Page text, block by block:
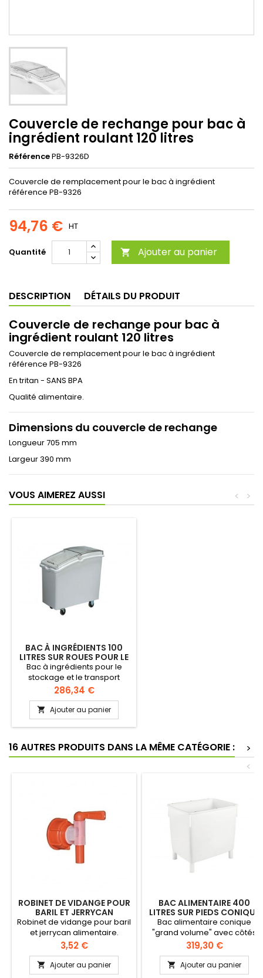
Couvercle de rechange pour bac à
ingrédient roulant 120 litres
RéférencePB-9326D
Couvercle de remplacement pour le bac à ingrédient
référence PB-9326
94,76 € HT
Quantité  Ajouter au panier
DESCRIPTION DÉTAILS DU PRODUIT
Couvercle de rechange pour bac à
ingrédient roulant 120 litres
Couvercle de remplacement pour le bac à ingrédient
référence PB-9326
En tritan - SANS BPA
Qualité alimentaire.
Dimensions du couvercle de rechange
Longueur 705 mm
Largeur 390 mm
VOUS AIMEREZ AUSSI >
<
BAC À INGRÉDIENTS 100
LITRES SUR ROUES POUR LE
STOCKAGE
Bac à ingrédients pour le
stockage et le transport
d'ingrédients comme la
farine, le sucre, etc. Qualité
alimentaire - certifié NSF.
Avec couvercle glissant
"deux pièces" pour un
roues fixes et 2 roues
Prix
286,34 €
 Ajouter au panier
16 AUTRES PRODUITS DANS LA MÊME CATÉGORIE :
>
<
ROBINET DE VIDANGE POUR
BARIL ET JERRYCAN
ALIMENTAIRE
Robinet de vidange pour baril
et jerrycan alimentaire.
Robinet de remplacement
pour tonneaux FHST et
jerrycan FHJC.
Prix
3,52 €
 Ajouter au panier
BAC ALIMENTAIRE 400
LITRES SUR PIEDS CONIQUE
Bac alimentaire conique
"grand volume" avec côtés
complètement lisses pour un
lavage plus simple. Equipés
de 4 pieds, transportables
avec chariot élévateur
Prix
319,30 €
 Ajouter au panier